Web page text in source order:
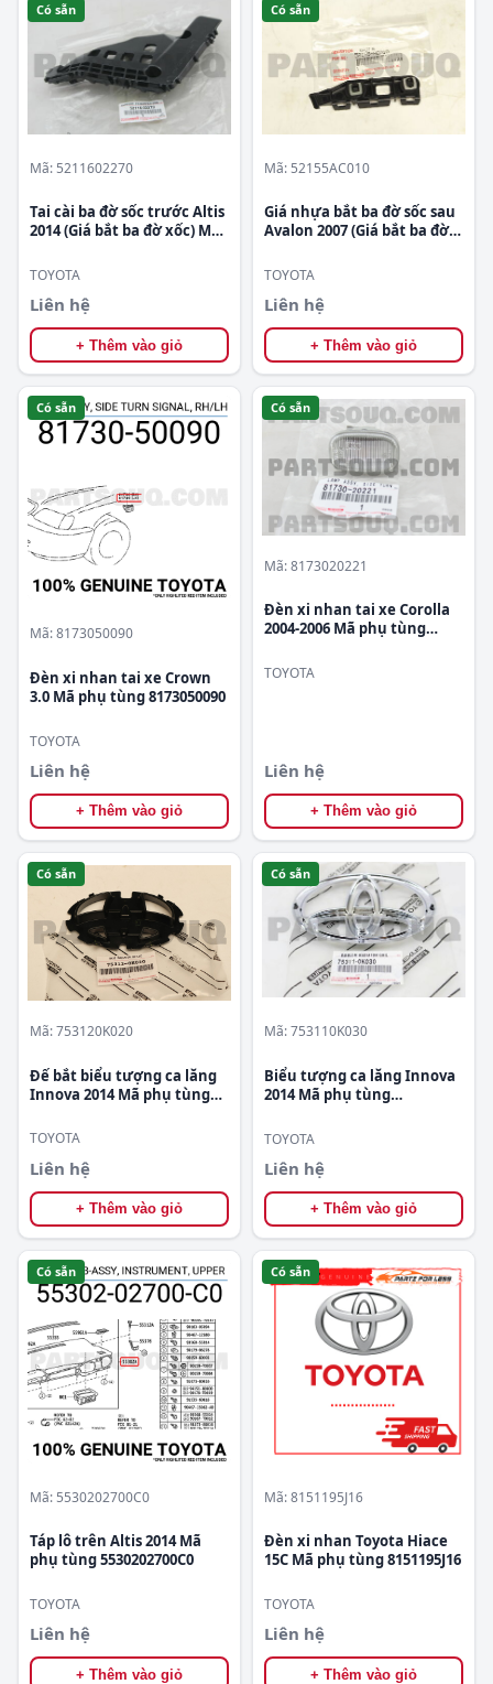
Có sẵn
Mã: 5211602270
Tai cài ba đờ sốc trước Altis
2014 (Giá bắt ba đờ xốc) Mã
TOYOTA
Liên hệ
+ Thêm vào giỏ
Có sẵn
Mã: 52155AC010
Giá nhựa bắt ba đờ sốc sau
Avalon 2007 (Giá bắt ba đờ
52155AC010
TOYOTA
Liên hệ
+ Thêm vào giỏ
Có sẵn
Mã: 8173050090
Đèn xi nhan tai xe Crown
3.0 Mã phụ tùng 8173050090
TOYOTA
Liên hệ
+ Thêm vào giỏ
Có sẵn
Mã: 8173020221
Đèn xi nhan tai xe Corolla
2004-2006 Mã phụ tùng
TOYOTA
Liên hệ
+ Thêm vào giỏ
Có sẵn
Mã: 753120K020
Đế bắt biểu tượng ca lăng
Innova 2014 Mã phụ tùng
TOYOTA
Liên hệ
+ Thêm vào giỏ
Có sẵn
Mã: 753110K030
Biểu tượng ca lăng Innova
2014 Mã phụ tùng
TOYOTA
Liên hệ
+ Thêm vào giỏ
Có sẵn
Mã: 5530202700C0
Táp lô trên Altis 2014 Mã
phụ tùng 5530202700C0
TOYOTA
Liên hệ
+ Thêm vào giỏ
Có sẵn
Mã: 8151195J16
Đèn xi nhan Toyota Hiace
15C Mã phụ tùng 8151195J16
TOYOTA
Liên hệ
+ Thêm vào giỏ